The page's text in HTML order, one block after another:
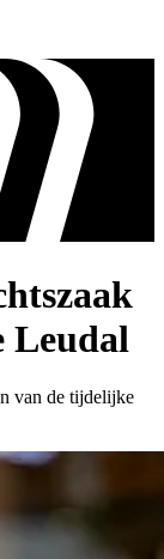
Leudal
van de tijdelijke